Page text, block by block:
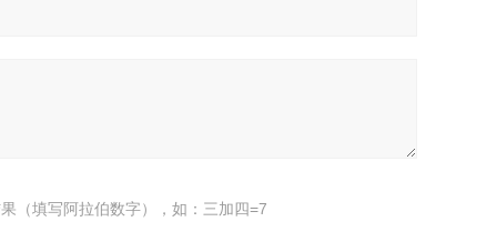
（填写阿拉伯数字），如：三加四=7